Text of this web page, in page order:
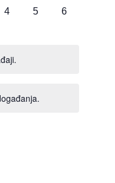
0
4
0
5
0
6